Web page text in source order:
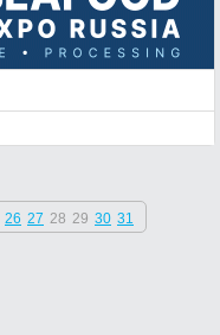
26 27 28 29 30 31